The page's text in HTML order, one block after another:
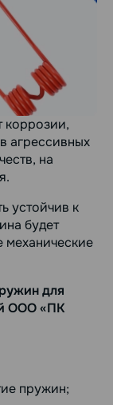
коррозии,
агрессивных
на
устойчив к
будет
механические
для
ООО «ПК
пружин;